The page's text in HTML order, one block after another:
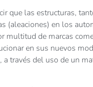
que las estructuras,
(aleaciones) en los
multitud de marcas
en sus nuevos
a través del uso de un